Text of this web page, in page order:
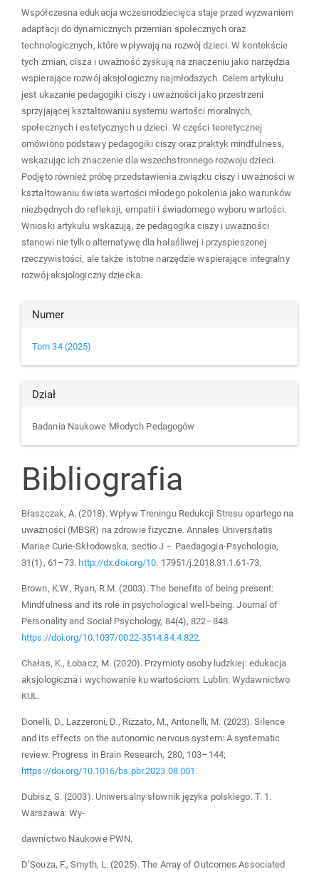
Współczesna edukacja wczesnodziecięca staje przed wyzwaniem
adaptacji do dynamicznych przemian społecznych oraz
technologicznych, które wpływają na rozwój dzieci. W kontekście
tych zmian, cisza i uważność zyskują na znaczeniu jako narzędzia
wspierające rozwój aksjologiczny najmłodszych. Celem artykułu
jest ukazanie pedagogiki ciszy i uważności jako przestrzeni
sprzyjającej kształtowaniu systemu wartości moralnych,
społecznych i estetycznych u dzieci. W części teoretycznej
omówiono podstawy pedagogiki ciszy oraz praktyk mindfulness,
wskazując ich znaczenie dla wszechstronnego rozwoju dzieci.
Podjęto również próbę przedstawienia związku ciszy i uważności w
kształtowaniu świata wartości młodego pokolenia jako warunków
niezbędnych do refleksji, empatii i świadomego wyboru wartości.
Wnioski artykułu wskazują, że pedagogika ciszy i uważności
stanowi nie tylko alternatywę dla hałaśliwej i przyspieszonej
rzeczywistości, ale także istotne narzędzie wspierające integralny
rozwój aksjologiczny dziecka.
Article
Details
Numer
Tom 34 (2025)
Dział
Badania Naukowe Młodych Pedagogów
Bibliografia
Błaszczak, A. (2018). Wpływ Treningu Redukcji Stresu opartego na
uważności (MBSR) na zdrowie fizyczne. Annales Universitatis
Mariae Curie-Skłodowska, sectio J – Paedagogia-Psychologia,
31(1), 61–73. http://dx.doi.org/10. 17951/j.2018.31.1.61-73.
Brown, K.W., Ryan, R.M. (2003). The benefits of being present:
Mindfulness and its role in psychological well-being. Journal of
Personality and Social Psychology, 84(4), 822–848.
https://doi.org/10.1037/0022-3514.84.4.822.
Chałas, K., Łobacz, M. (2020). Przymioty osoby ludzkiej: edukacja
aksjologiczna i wychowanie ku wartościom. Lublin: Wydawnictwo
KUL.
Donelli, D., Lazzeroni, D., Rizzato, M., Antonelli, M. (2023). Silence
and its effects on the autonomic nervous system: A systematic
review. Progress in Brain Research, 280, 103–144;
https://doi.org/10.1016/bs.pbr.2023.08.001 .
Dubisz, S. (2003). Uniwersalny słownik języka polskiego. T. 1.
Warszawa: Wy-
dawnictwo Naukowe PWN.
D’Souza, F., Smyth, L. (2025). The Array of Outcomes Associated